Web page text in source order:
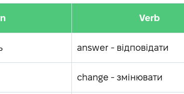
Verb
answer - відповідати
change - змінювати